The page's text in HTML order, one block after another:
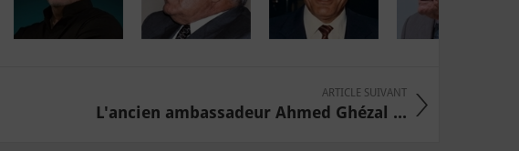
ARTICLE SUIVANT
L'ancien ambassadeur Ahmed Ghézal ...